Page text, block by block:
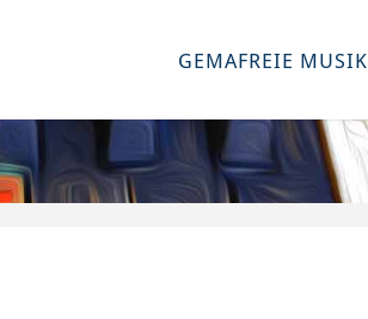
GEMAFREIE MUSIK